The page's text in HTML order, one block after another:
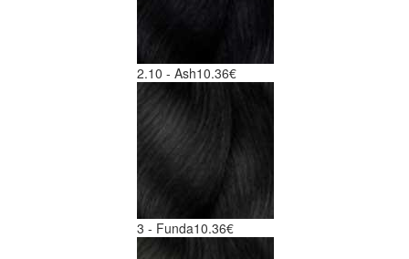
2.10 - Ash10.36€
3 - Funda10.36€